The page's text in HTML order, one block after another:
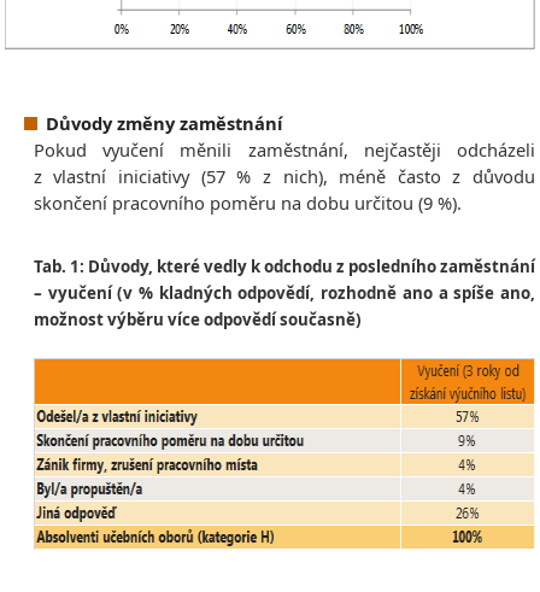
Důvody změny zaměstnání
Pokud vyučení měnili zaměstnání, nejčastěji odcházeli
z vlastní iniciativy (57 % z nich), méně často z důvodu
skončení pracovního poměru na dobu určitou (9 %).
Tab. 1: Důvody, které vedly k odchodu z posledního zaměstnání
– vyučení (v % kladných odpovědí, rozhodně ano a spíše ano,
možnost výběru více odpovědí současně)